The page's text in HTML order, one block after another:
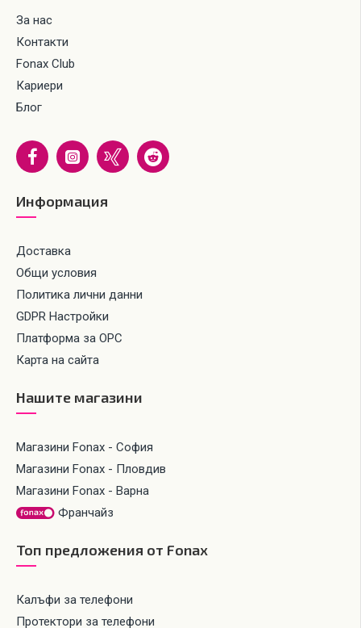
За нас
Контакти
Fonax Club
Кариери
Блог
Информация
Доставка
Общи условия
Политика лични данни
GDPR Настройки
Платформа за ОРС
Карта на сайта
Нашите магазини
Магазини Fonax - София
Магазини Fonax - Пловдив
Магазини Fonax - Варна
Франчайз
Топ предложения от Fonax
Калъфи за телефони
Протектори за телефони